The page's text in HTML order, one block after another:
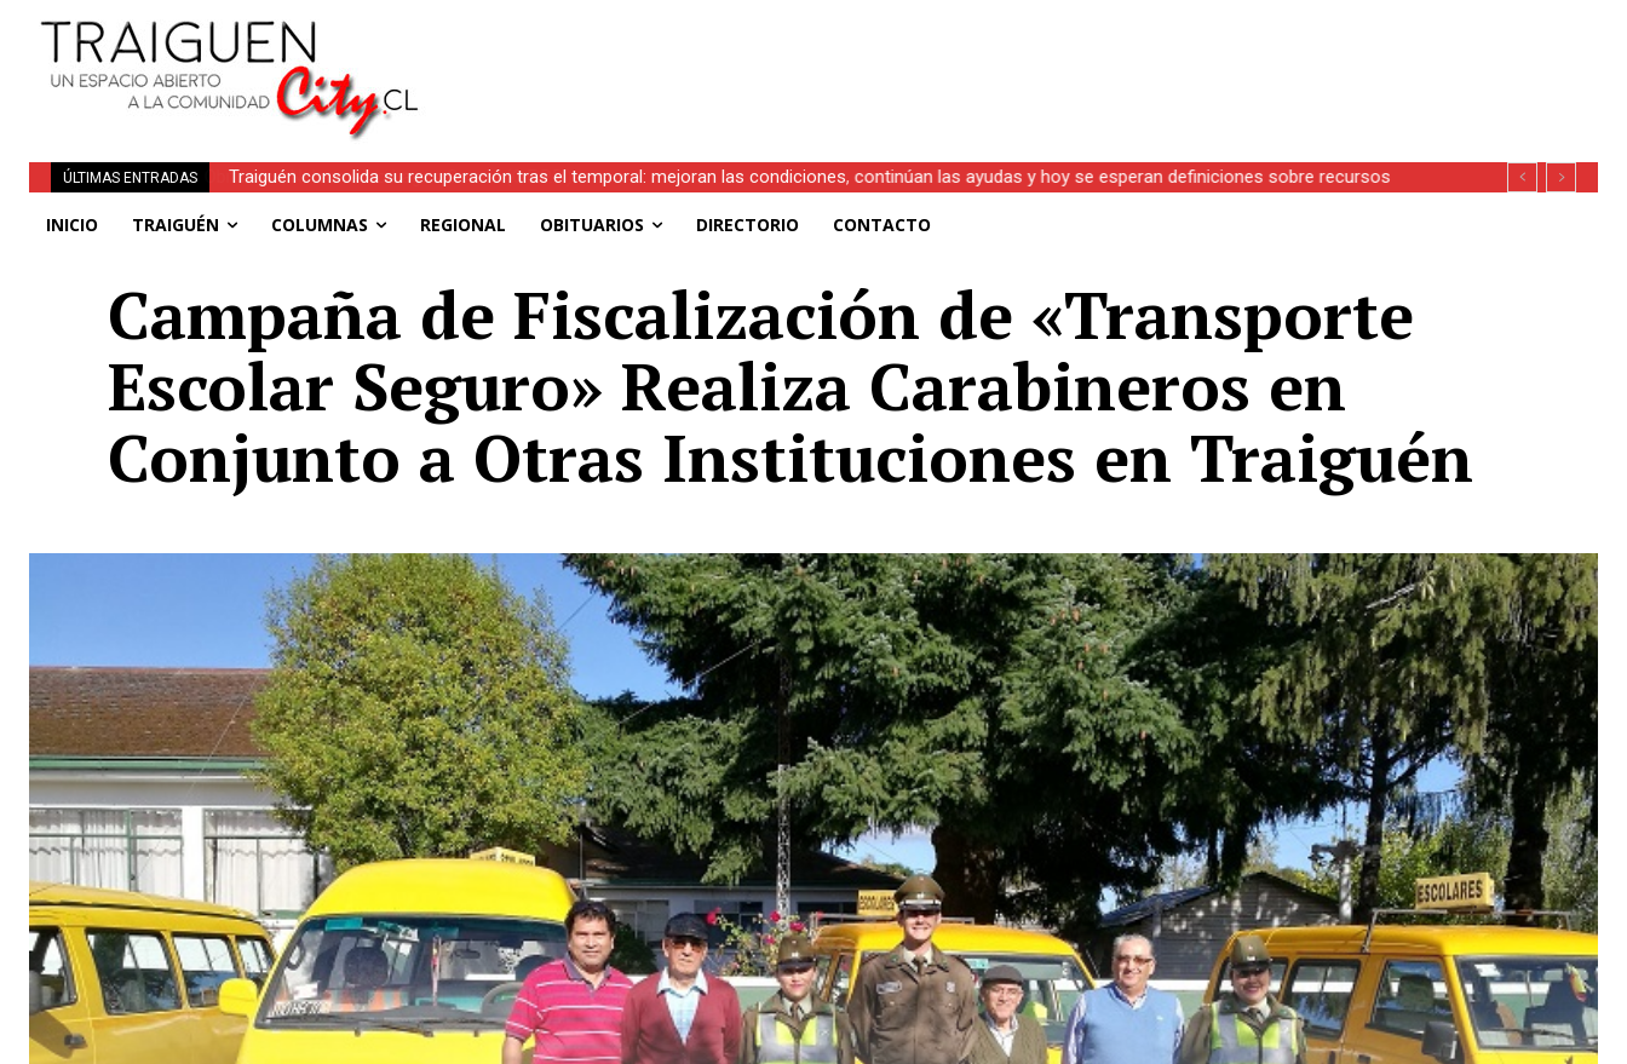
ÚLTIMAS ENTRADAS
Traiguén consolida su recuperación tras el temporal: mejoran las condiciones, continúan las ayudas y hoy se esperan definiciones sobre recursos
INICIO TRAIGUÉN COLUMNAS REGIONAL OBITUARIOS DIRECTORIO CONTACTO
Campaña de Fiscalización de «Transporte
Escolar Seguro» Realiza Carabineros en
Conjunto a Otras Instituciones en Traiguén